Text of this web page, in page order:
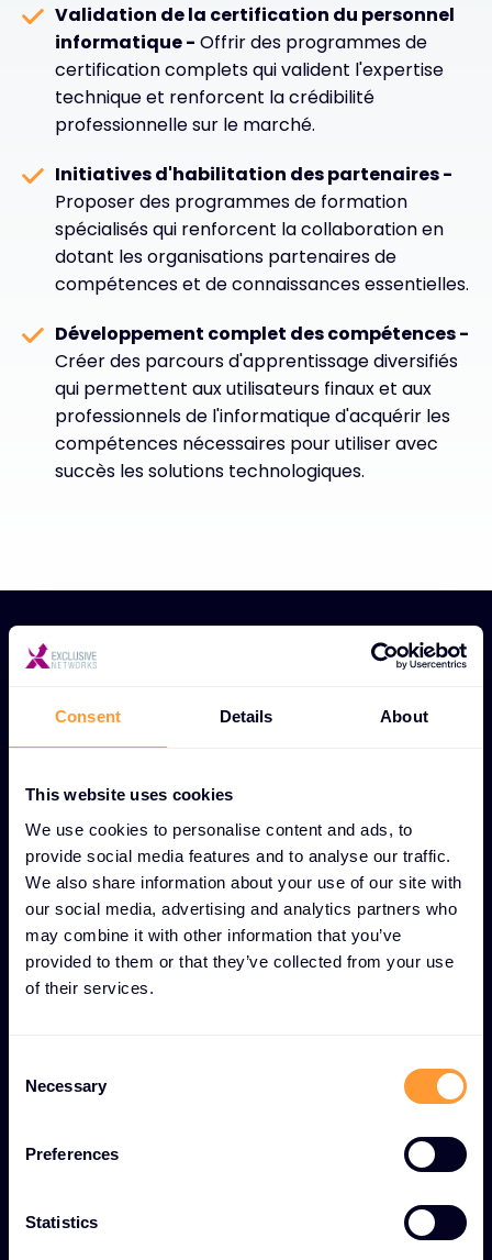
Consent Details About
This website uses cookies
We use cookies to personalise content and ads, to
provide social media features and to analyse our traffic.
We also share information about your use of our site with
our social media, advertising and analytics partners who
may combine it with other information that you’ve
provided to them or that they’ve collected from your use
of their services.
Necessary
Preferences
Statistics
Validation de la certification du personnel
informatique - Offrir des programmes de
certification complets qui valident l'expertise
technique et renforcent la crédibilité
professionnelle sur le marché.
Initiatives d'habilitation des partenaires -
Proposer des programmes de formation
spécialisés qui renforcent la collaboration en
dotant les organisations partenaires de
compétences et de connaissances essentielles.
Développement complet des compétences -
Créer des parcours d'apprentissage diversifiés
qui permettent aux utilisateurs finaux et aux
professionnels de l'informatique d'acquérir les
compétences nécessaires pour utiliser avec
succès les solutions technologiques.
Programmes de formation
et de certification pour le
renforcement des
connaissances
Programmes d'ateliers pour les
conçues pour garantir que les équipes utilisent
efficacement les solutions et maximisent leur
personnel informatique